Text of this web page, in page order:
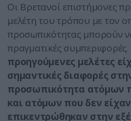
Οι Βρετανοί επιστήμονες
μελέτη του τρόπου με τον
προσωπικότητας μπορούν
πραγματικές συμπεριφορές.
προηγούμενες μελέτες
σημαντικές διαφορές
προσωπικότητα ατόμων
και ατόμων που δεν
επικεντρώθηκαν στην